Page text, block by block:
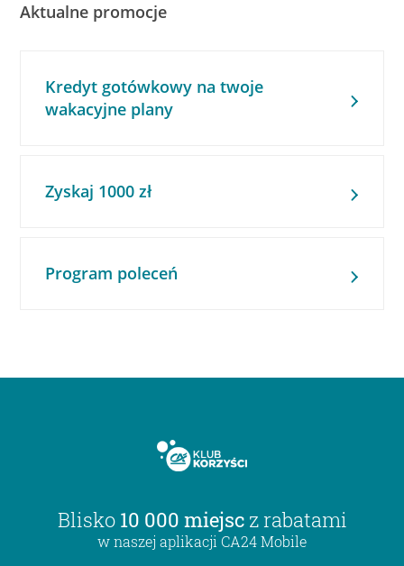
Aktualne promocje
Kredyt gotówkowy na twoje
wakacyjne plany
Zyskaj 1000 zł
Program poleceń
Blisko 10 000 miejsc z rabatami
w naszej aplikacji CA24 Mobile